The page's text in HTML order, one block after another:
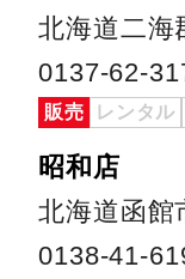
北海道二海
0137-62-
販売 レンタル
昭和店
北海道函館
0138-41-